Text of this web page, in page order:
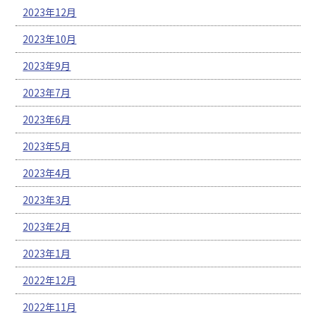
2023年12月
2023年10月
2023年9月
2023年7月
2023年6月
2023年5月
2023年4月
2023年3月
2023年2月
2023年1月
2022年12月
2022年11月